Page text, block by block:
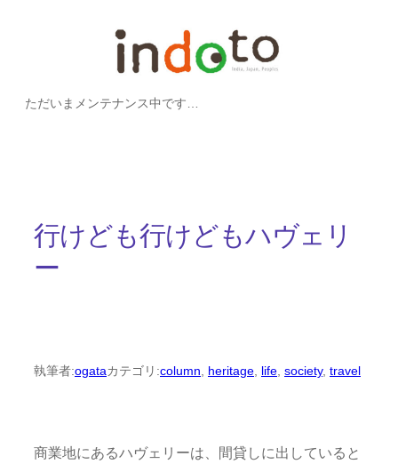
ただいまメンテナンス中です…
行けども行けどもハヴェリ
ー
執筆者:ogataカテゴリ:column, heritage, life, society, travel
商業地にあるハヴェリーは、間貸しに出していると